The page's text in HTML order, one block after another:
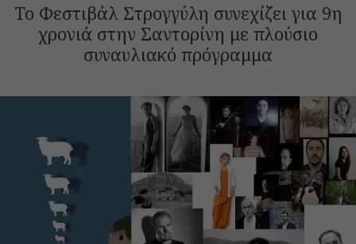
Το Φεστιβάλ Στρογγύλη συνεχίζει για 9η
χρονιά στην Σαντορίνη με πλούσιο
συναυλιακό πρόγραμμα